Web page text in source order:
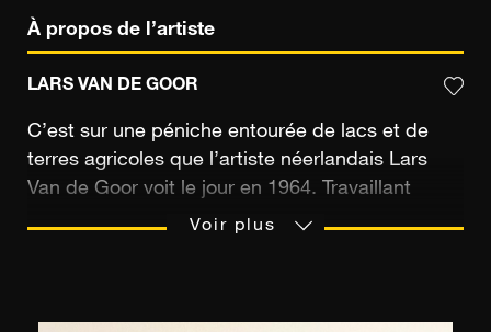
À propos de l’artiste
LARS VAN DE GOOR
C’est sur une péniche entourée de lacs et de
terres agricoles que l’artiste néerlandais Lars
Van de Goor voit le jour en 1964. Travaillant
comme musicien à ses débuts professionnels, il
Voir plus